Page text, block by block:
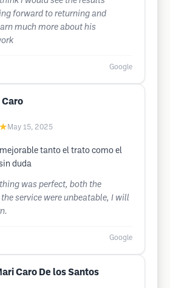
forward to returning and
much more about his
Google
Caro
May 15, 2025
tanto el trato como el
duda
was perfect, both the
service were unbeatable, I will
Google
Caro De los Santos